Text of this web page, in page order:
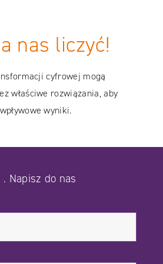
CASE STUDIES
nas liczyć!
cyfrowej mogą
właściwe rozwiązania, aby
wyniki.
Napisz do nas